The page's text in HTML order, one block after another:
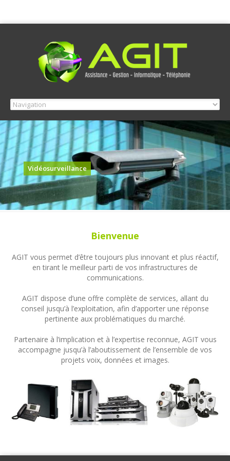
Vidéosurveillance
Bienvenue
AGIT vous permet d’être toujours plus innovant et plus réactif,
en tirant le meilleur parti de vos infrastructures de
communications.
AGIT dispose d’une offre complète de services, allant du
conseil jusqu’à l’exploitation, afin d’apporter une réponse
pertinente aux problématiques du marché.
Partenaire à l’implication et à l’expertise reconnue, AGIT vous
accompagne jusqu’à l’aboutissement de l’ensemble de vos
projets voix, données et images.